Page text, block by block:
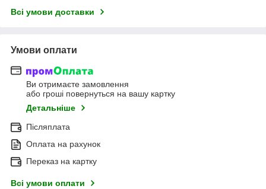
Всі умови доставки
Умови оплати
Ви отримаєте замовлення
або гроші повернуться на вашу картку
Детальніше
Післяплата
Оплата на рахунок
Переказ на картку
Всі умови оплати